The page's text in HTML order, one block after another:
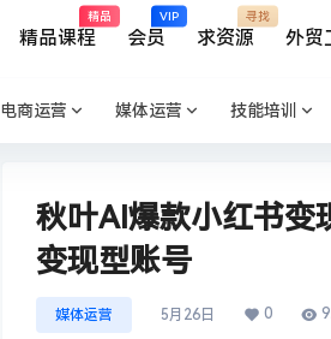
精品课程
精品
会员
VIP
求资源
寻找
外贸
电商运营 媒体运营 技能培训
秋叶AI爆款小红书变
变现型账号
媒体运营 5月26日 0